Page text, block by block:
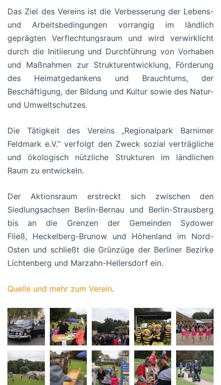
Das Ziel des Vereins ist die Verbesserung der Lebens-
und Arbeitsbedingungen vorrangig im ländlich
geprägten Verflechtungsraum und wird verwirklicht
durch die Initiierung und Durchführung von Vorhaben
und Maßnahmen zur Strukturentwicklung, Förderung
des Heimatgedankens und Brauchtums, der
Beschäftigung, der Bildung und Kultur sowie des Natur-
und Umweltschutzes.
Die Tätigkeit des Vereins „Regionalpark Barnimer
Feldmark e.V.“ verfolgt den Zweck sozial verträgliche
und ökologisch nützliche Strukturen im ländlichen
Raum zu entwickeln.
Der Aktionsraum erstreckt sich zwischen den
Siedlungsachsen Berlin-Bernau und Berlin-Strausberg
bis an die Grenzen der Gemeinden Sydower
Fließ, Heckelberg-Brunow und Höhenland im Nord-
Osten und schließt die Grünzüge der Berliner Bezirke
Lichtenberg und Marzahn-Hellersdorf ein.
Quelle und mehr zum Verein.